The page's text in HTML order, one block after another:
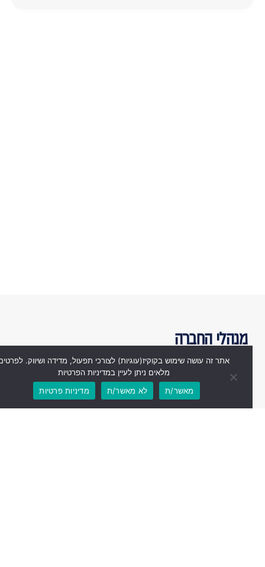
מנהלי החברה
אתר זה עושה שימוש בקוקיז(עוגיות) לצורכי תפעול, מדידה ושיווק. לפרטים
מלאים ניתן לעיין במדיניות הפרטיות
מאשר/ת
לא מאשר/ת מדיניות פרטיות